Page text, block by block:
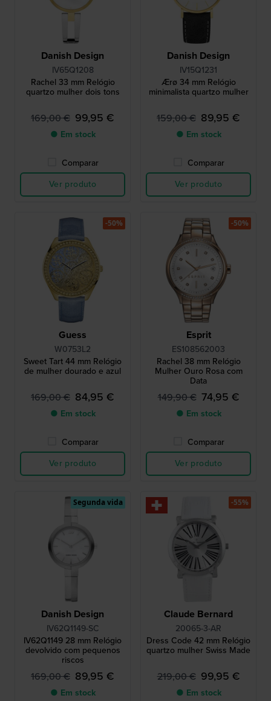
Danish Design
IV65Q1208
Rachel 33 mm Relógio
quartzo mulher dois tons
169,00 € 99,95 €
● Em stock
Comparar
Ver produto
Danish Design
IV15Q1231
Ærø 34 mm Relógio
minimalista quartzo mulher
159,00 € 89,95 €
● Em stock
Comparar
Ver produto
Guess
W0753L2
Sweet Tart 44 mm Relógio
de mulher dourado e azul
169,00 € 84,95 €
● Em stock
Comparar
Ver produto
-50%
Esprit
ES108562003
Rachel 38 mm Relógio
Mulher Ouro Rosa com
Data
149,90 € 74,95 €
● Em stock
Comparar
Ver produto
-50%
Danish Design
IV62Q1149-SC
IV62Q1149 28 mm Relógio
devolvido com pequenos
riscos
169,00 € 89,95 €
● Em stock
Segunda vida
Claude Bernard
20065-3-AR
Dress Code 42 mm Relógio
quartzo mulher Swiss Made
219,00 € 99,95 €
● Em stock
-55%